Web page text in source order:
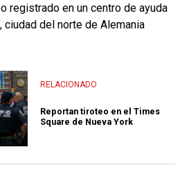
registrado en un centro de ayuda
ciudad del norte de Alemania
RELACIONADO
Reportan tiroteo en el Times
Square de Nueva York